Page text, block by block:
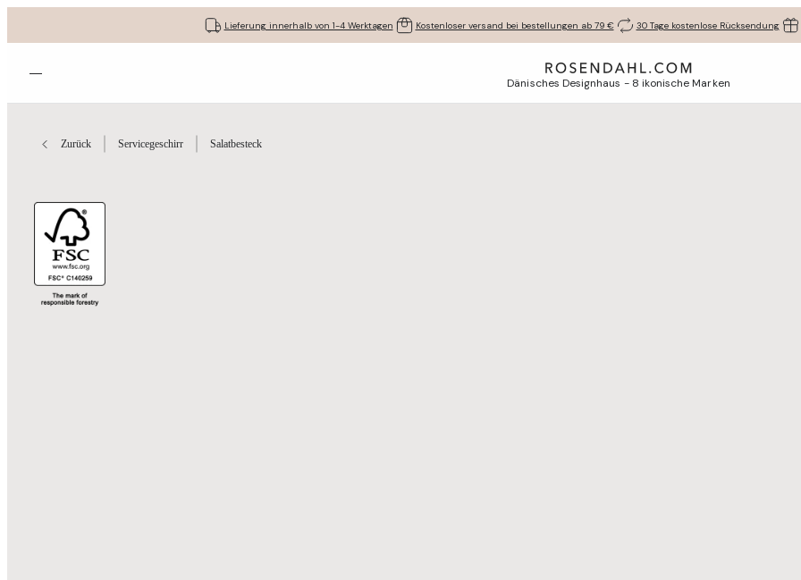
Lieferung innerhalb von 1-4 Werktagen Kostenloser versand bei bestellungen ab 79 € 30 Tage kostenlose Rücksendung
Menü öffnen Dänisches Designhaus - 8 ikonische Marken
Zurück Servicegeschirr Salatbesteck